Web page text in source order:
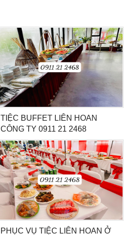
TIỆC BUFFET LIÊN HOAN
CÔNG TY 0911 21 2468
PHỤC VỤ TIỆC LIÊN HOAN Ở